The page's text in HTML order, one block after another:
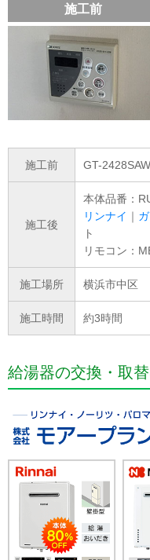
施工前
施工前 GT-
施工後
本体品番：
リンナイ ｜
ト
リモコン：
施工場所 横浜市中区
施工時間 約3時間
給湯器の交換・取